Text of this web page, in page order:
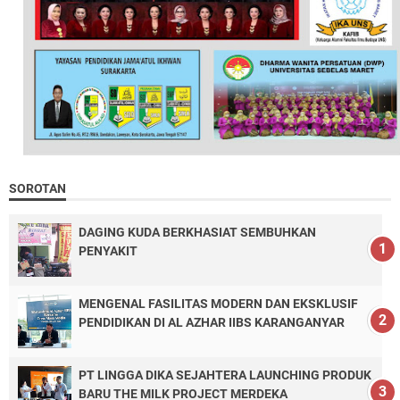
SOROTAN
DAGING KUDA BERKHASIAT SEMBUHKAN
PENYAKIT
MENGENAL FASILITAS MODERN DAN EKSKLUSIF
PENDIDIKAN DI AL AZHAR IIBS KARANGANYAR
PT LINGGA DIKA SEJAHTERA LAUNCHING PRODUK
BARU THE MILK PROJECT MERDEKA